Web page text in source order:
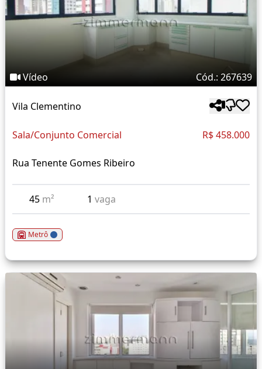
Vídeo Cód.: 267639
Vila Clementino
Sala/Conjunto Comercial R$ 458.000
Rua Tenente Gomes Ribeiro
45 m² 1 vaga
Metrô